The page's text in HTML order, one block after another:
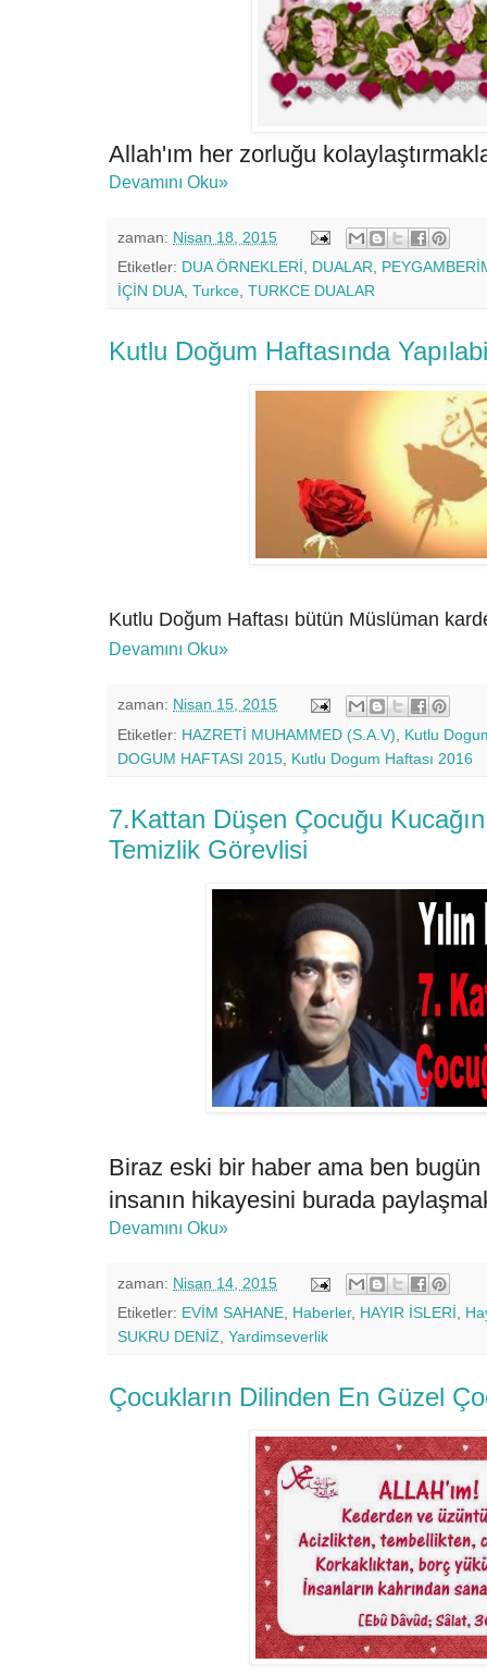
Allah'ım her zorluğu
Devamını Oku»
zaman: Nisan 18, 2015
Etiketler: DUA ÖRNEKLERİ DUALAR
İÇİN DUA Turkce TURKCE DUALAR
Kutlu Doğum Haftasında
Kutlu Doğum Haftası bütün Müslüman
Devamını Oku»
zaman: Nisan 15, 2015
Etiketler: HAZRETİ MUHAMMED (S.A.V)
Kutlu
DOGUM HAFTASI 2015 Kutlu Dogum Haftası 2016
7.Kattan Düşen Çocuğu
Temizlik Görevlisi
Biraz eski bir haber ama ben
insanın hikayesini burada
Devamını Oku»
zaman: Nisan 14, 2015
Etiketler: EVİM SAHANE, Haberler, HAYIR İSLERİ,
SUKRU DENİZ, Yardimseverlik
Çocukların Dilinden En Güzel